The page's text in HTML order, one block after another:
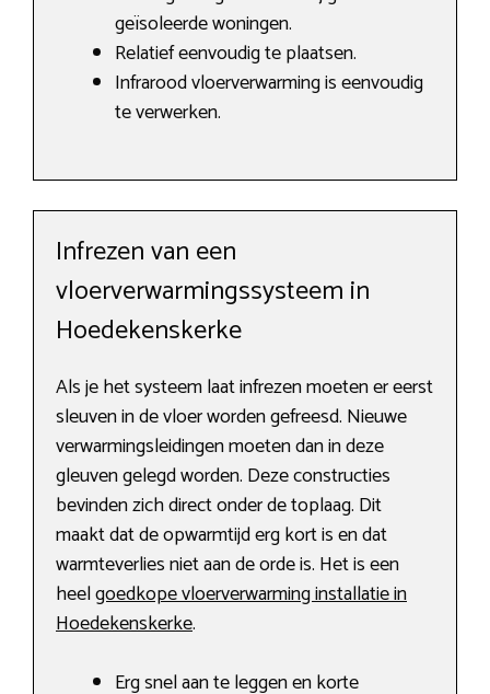
geïsoleerde woningen.
Relatief eenvoudig te plaatsen.
Infrarood vloerverwarming is eenvoudig
te verwerken.
Infrezen van een
vloerverwarmingssysteem in
Hoedekenskerke
Als je het systeem laat infrezen moeten er eerst
sleuven in de vloer worden gefreesd. Nieuwe
verwarmingsleidingen moeten dan in deze
gleuven gelegd worden. Deze constructies
bevinden zich direct onder de toplaag. Dit
maakt dat de opwarmtijd erg kort is en dat
warmteverlies niet aan de orde is. Het is een
heelgoedkope vloerverwarming installatie in
Hoedekenskerke.
Erg snel aan te leggen en korte